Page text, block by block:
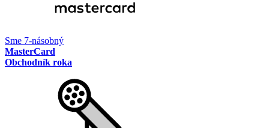
Sme 7-násobný
MasterCard
Obchodník roka